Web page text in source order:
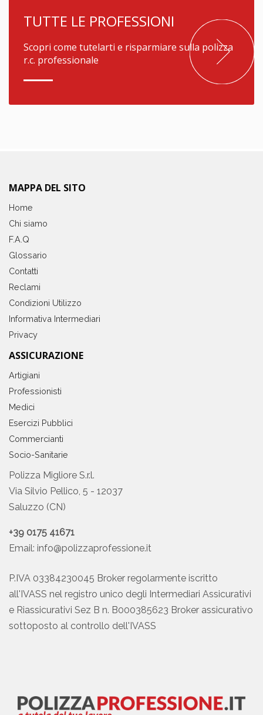
TUTTE LE PROFESSIONI
Scopri come tutelarti e risparmiare sulla polizza
r.c. professionale
MAPPA DEL SITO
Home
Chi siamo
F.A.Q
Glossario
Contatti
Reclami
Condizioni Utilizzo
Informativa Intermediari
Privacy
ASSICURAZIONE
Artigiani
Professionisti
Medici
Esercizi Pubblici
Commercianti
Socio-Sanitarie
Polizza Migliore S.r.l.
Via Silvio Pellico, 5 - 12037
Saluzzo (CN)
+39 0175 41671
Email: info@polizzaprofessione.it
P.IVA 03384230045 Broker regolarmente iscritto
all'IVASS nel registro unico degli Intermediari Assicurativi
e Riassicurativi Sez B n. B000385623 Broker assicurativo
sottoposto al controllo dell'IVASS